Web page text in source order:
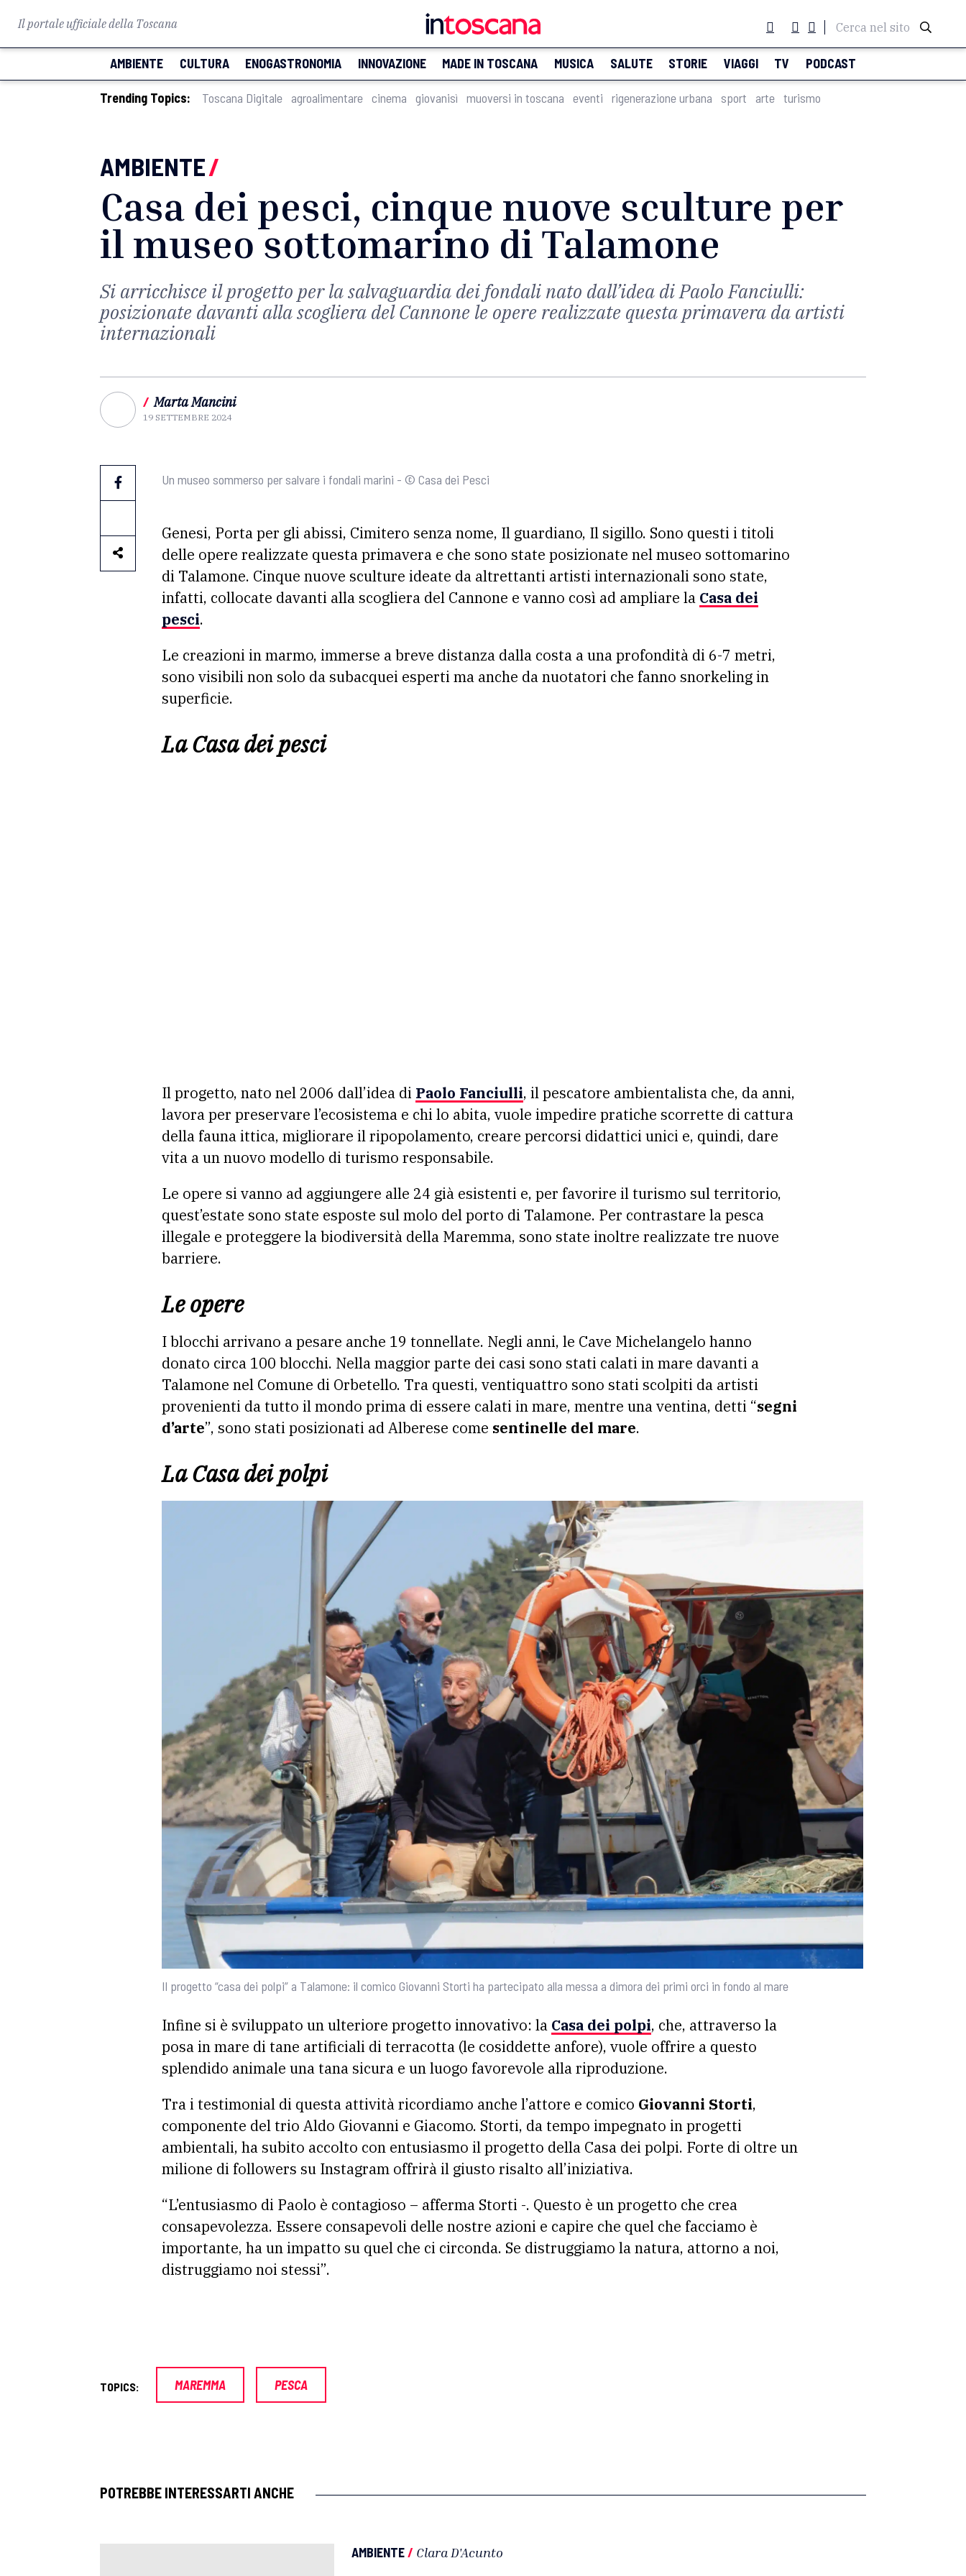
Il portale ufficiale della Toscana Cerca nel sito
AMBIENTE CULTURA ENOGASTRONOMIA INNOVAZIONE MADE IN TOSCANA MUSICA SALUTE STORIE VIAGGI TV PODCAST
Trending Topics: Toscana Digitale agroalimentare cinema giovanisì muoversi in toscana eventi rigenerazione urbana sport arte turismo
AMBIENTE/
Casa dei pesci, cinque nuove sculture per
il museo sottomarino di Talamone
Si arricchisce il progetto per la salvaguardia dei fondali nato dall’idea di Paolo Fanciulli:
posizionate davanti alla scogliera del Cannone le opere realizzate questa primavera da artisti
internazionali
/ Marta Mancini
19 SETTEMBRE 2024
Un museo sommerso per salvare i fondali marini - © Casa dei Pesci
Genesi, Porta per gli abissi, Cimitero senza nome, Il guardiano, Il sigillo. Sono questi i titoli
delle opere realizzate questa primavera e che sono state posizionate nel museo sottomarino
di Talamone. Cinque nuove sculture ideate da altrettanti artisti internazionali sono state,
infatti, collocate davanti alla scogliera del Cannone e vanno così ad ampliare la Casa dei
pesci.
Le creazioni in marmo, immerse a breve distanza dalla costa a una profondità di 6-7 metri,
sono visibili non solo da subacquei esperti ma anche da nuotatori che fanno snorkeling in
superficie.
La Casa dei pesci
Il progetto, nato nel 2006 dall’idea di Paolo Fanciulli, il pescatore ambientalista che, da anni,
lavora per preservare l’ecosistema e chi lo abita, vuole impedire pratiche scorrette di cattura
della fauna ittica, migliorare il ripopolamento, creare percorsi didattici unici e, quindi, dare
vita a un nuovo modello di turismo responsabile.
Le opere si vanno ad aggiungere alle 24 già esistenti e, per favorire il turismo sul territorio,
quest’estate sono state esposte sul molo del porto di Talamone. Per contrastare la pesca
illegale e proteggere la biodiversità della Maremma, sono state inoltre realizzate tre nuove
barriere.
Le opere
I blocchi arrivano a pesare anche 19 tonnellate. Negli anni, le Cave Michelangelo hanno
donato circa 100 blocchi. Nella maggior parte dei casi sono stati calati in mare davanti a
Talamone nel Comune di Orbetello. Tra questi, ventiquattro sono stati scolpiti da artisti
provenienti da tutto il mondo prima di essere calati in mare, mentre una ventina, detti “segni
d’arte”, sono stati posizionati ad Alberese come sentinelle del mare.
La Casa dei polpi
Il progetto “casa dei polpi” a Talamone: il comico Giovanni Storti ha partecipato alla messa a dimora dei primi orci in fondo al mare
Infine si è sviluppato un ulteriore progetto innovativo: la Casa dei polpi, che, attraverso la
posa in mare di tane artificiali di terracotta (le cosiddette anfore), vuole offrire a questo
splendido animale una tana sicura e un luogo favorevole alla riproduzione.
Tra i testimonial di questa attività ricordiamo anche l’attore e comico Giovanni Storti,
componente del trio Aldo Giovanni e Giacomo. Storti, da tempo impegnato in progetti
ambientali, ha subito accolto con entusiasmo il progetto della Casa dei polpi. Forte di oltre un
milione di followers su Instagram offrirà il giusto risalto all’iniziativa.
“L’entusiasmo di Paolo è contagioso – afferma Storti -. Questo è un progetto che crea
consapevolezza. Essere consapevoli delle nostre azioni e capire che quel che facciamo è
importante, ha un impatto su quel che ci circonda. Se distruggiamo la natura, attorno a noi,
distruggiamo noi stessi”.
TOPICS: MAREMMA PESCA
POTREBBE INTERESSARTI ANCHE
AMBIENTE/ Clara D'Acunto